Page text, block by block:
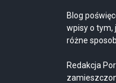
Blog
wpisy o tym,
różne
Redakcja